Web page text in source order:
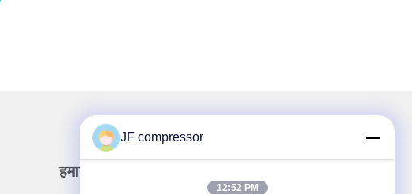
हमारा समाचार पत्र
JF compressor
12:52 PM